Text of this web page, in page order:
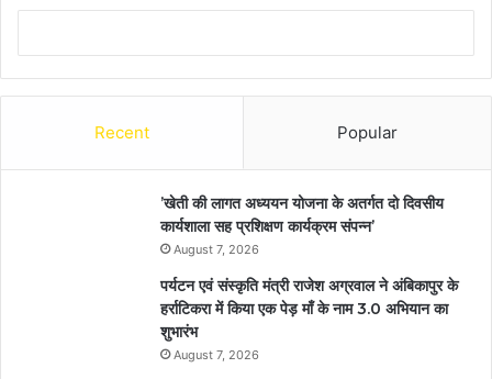
Recent Popular
’खेती की लागत अध्ययन योजना के अतर्गत दो दिवसीय
कार्यशाला सह प्रशिक्षण कार्यक्रम संपन्न’
August 7, 2026
पर्यटन एवं संस्कृति मंत्री राजेश अग्रवाल ने अंबिकापुर के
हर्राटिकरा में किया एक पेड़ माँ के नाम 3.0 अभियान का
शुभारंभ
August 7, 2026